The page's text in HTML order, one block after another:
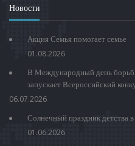
Новости
Акция Семья помогает семье
01.08.2026
В Международный день
запускает Всероссийский
06.07.2026
Солнечный праздник
01.06.2026